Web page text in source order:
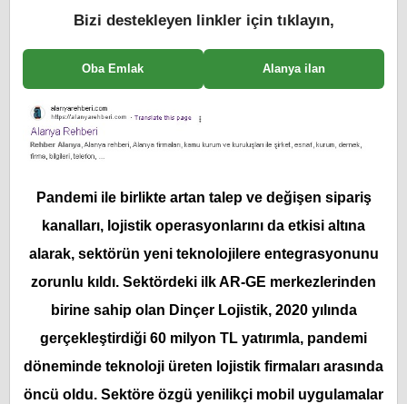
Bizi destekleyen linkler için tıklayın,
Oba Emlak Alanya ilan
Pandemi ile birlikte artan talep ve değişen sipariş
kanalları, lojistik operasyonlarını da etkisi altına
alarak, sektörün yeni teknolojilere entegrasyonunu
zorunlu kıldı. Sektördeki ilk AR-GE merkezlerinden
birine sahip olan Dinçer Lojistik, 2020 yılında
gerçekleştirdiği 60 milyon TL yatırımla, pandemi
döneminde teknoloji üreten lojistik firmaları arasında
öncü oldu. Sektöre özgü yenilikçi mobil uygulamalar